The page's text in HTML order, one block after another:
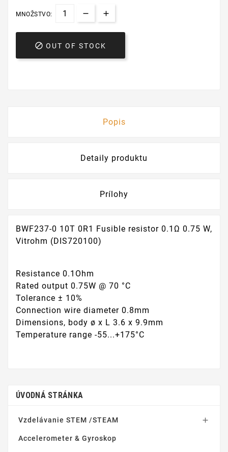
MNOŽSTVO:
 OUT OF STOCK
Popis
Detaily produktu
Prílohy
BWF237-0 10T 0R1 Fusible resistor 0.1Ω 0.75 W,
Vitrohm (DIS720100)
Resistance 0.1Ohm
Rated output 0.75W @ 70 °C
Tolerance ± 10%
Connection wire diameter 0.8mm
Dimensions, body ø x L 3.6 x 9.9mm
Temperature range -55...+175°C
ÚVODNÁ STRÁNKA
Vzdelávanie STEM /STEAM 
Accelerometer & Gyroskop